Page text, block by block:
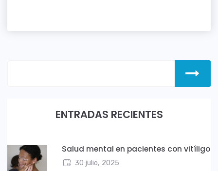
ENTRADAS RECIENTES
Salud mental en pacientes con vitíligo
30 julio, 2025